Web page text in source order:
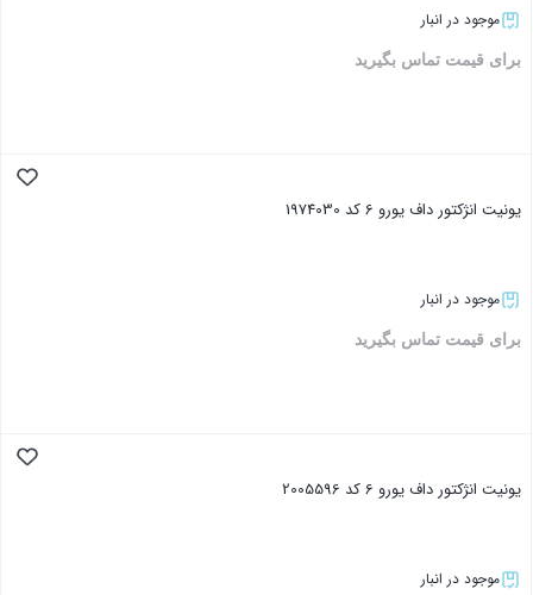
موجود در انبار
برای قیمت تماس بگیرید
یونیت انژکتور داف یورو 6 کد 1974030
موجود در انبار
برای قیمت تماس بگیرید
یونیت انژکتور داف یورو 6 کد 2005596
موجود در انبار